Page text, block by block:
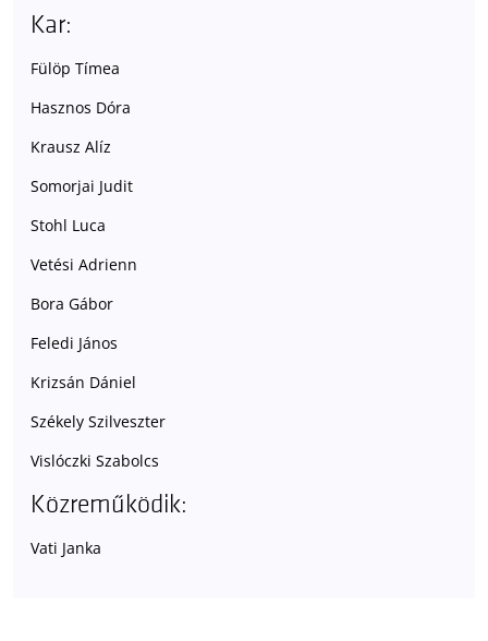
Kar:
Fülöp Tímea
Hasznos Dóra
Krausz Alíz
Somorjai Judit
Stohl Luca
Vetési Adrienn
Bora Gábor
Feledi János
Krizsán Dániel
Székely Szilveszter
Vislóczki Szabolcs
Közreműködik:
Vati Janka